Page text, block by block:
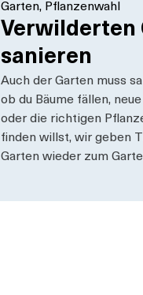
Garten, Pflanzenwahl
Verwilderten
sanieren
Auch der Garten muss
ob du Bäume fällen,
oder die richtigen
finden willst, wir geben
Garten wieder zum